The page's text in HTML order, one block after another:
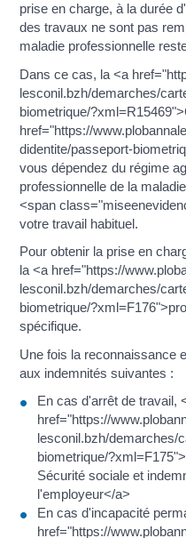
prise en charge, à la durée
des travaux ne sont pas
maladie professionnelle
Dans ce cas, la <a
lesconil.bzh/demarches/
biometrique/
href="https://
didentite/passeport-
vous dépendez du régime
professionnelle de la
<span
votre travail habituel.
Pour obtenir la prise en
la <a href="https://
lesconil.bzh/demarches/
biometrique/
spécifique.
Une fois la reconnaissance
aux indemnités suivantes :
En cas d'arrêt de travail,
href="https://
lesconil.bzh/demarches/
biometrique/
Sécurité sociale et
l'employeur</a>
En cas d'incapacité
href="https://